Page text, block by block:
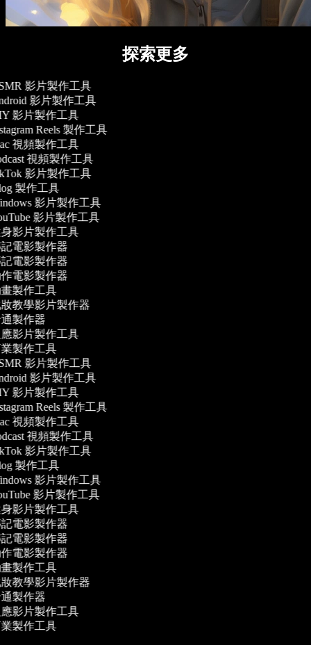
探索更多
影片製作工具
影片製作工具
影片製作工具
Reels 製作工具
視頻製作工具
視頻製作工具
影片製作工具
製作工具
影片製作工具
影片製作工具
影片製作工具
電影製作器
電影製作器
電影製作器
製作工具
教學影片製作器
製作器
影片製作工具
製作工具
影片製作工具
影片製作工具
影片製作工具
Reels 製作工具
視頻製作工具
視頻製作工具
影片製作工具
製作工具
影片製作工具
影片製作工具
影片製作工具
電影製作器
電影製作器
電影製作器
製作工具
教學影片製作器
製作器
影片製作工具
製作工具